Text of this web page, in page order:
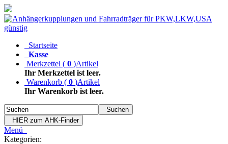
Startseite
Kasse
Merkzettel ( 0 )Artikel
Ihr Merkzettel ist leer.
Warenkorb ( 0 )Artikel
Ihr Warenkorb ist leer.
Suchen
HIER zum AHK-Finder
Menü
Kategorien: